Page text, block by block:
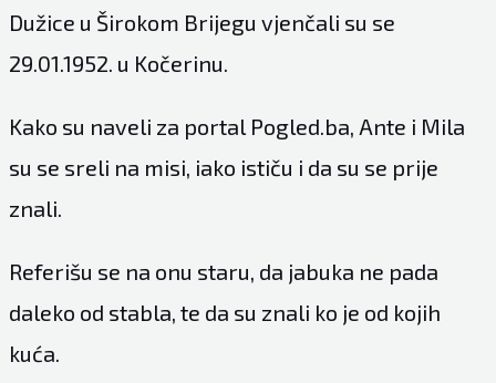
Dužice u Širokom Brijegu vjenčali su se
29.01.1952. u Kočerinu.
Kako su naveli za portal Pogled.ba, Ante i Mila
su se sreli na misi, iako ističu i da su se prije
znali.
Referišu se na onu staru, da jabuka ne pada
daleko od stabla, te da su znali ko je od kojih
kuća.